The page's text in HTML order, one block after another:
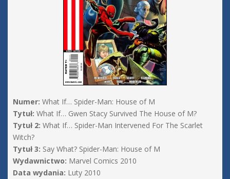
Numer: What If… Spider-Man: House of M
Tytuł: What If… Gwen Stacy Survived The House of M?
Tytuł 2: What If… Spider-Man Intervened For The Scarlet
Witch?
Tytuł 3: Say What? Spider-Man: House of M
Wydawnictwo: Marvel Comics 2010
Data wydania: Luty 2010